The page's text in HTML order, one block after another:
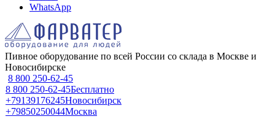
WhatsApp
Пивное оборудование по всей России со склада в Москве и
Новосибирске
8 800 250-62-45
8 800 250-62-45Бесплатно
+79139176245Новосибирск
+79850250044Москва